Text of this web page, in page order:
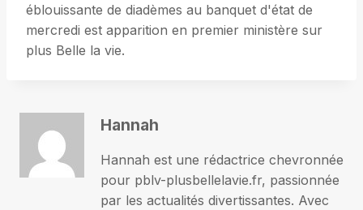
éblouissante de diadèmes au banquet d'état de
mercredi est apparition en premier ministère sur
plus Belle la vie.
Hannah
Hannah est une rédactrice chevronnée
pour pblv-plusbellelavie.fr, passionnée
par les actualités divertissantes. Avec